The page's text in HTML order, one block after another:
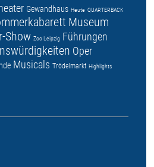
Gewandhaus Heute QUARTERBACK
Museum
Show Zoo Leipzig Führungen
Oper
Musicals Trödelmarkt Highlights